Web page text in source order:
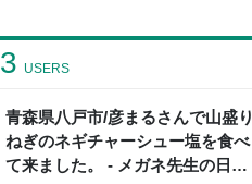
青森県八戸市/彦まるさんで山盛り
ねぎのネギチャーシュー塩を食べ
て来ました。 - メガネ先生の日記
3 USERS